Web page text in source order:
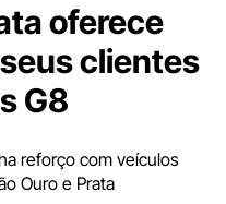
oferece
clientes
G8
reforço com veículos
Ouro e Prata